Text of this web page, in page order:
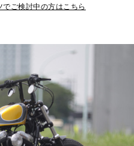
ご検討中の方はこちら